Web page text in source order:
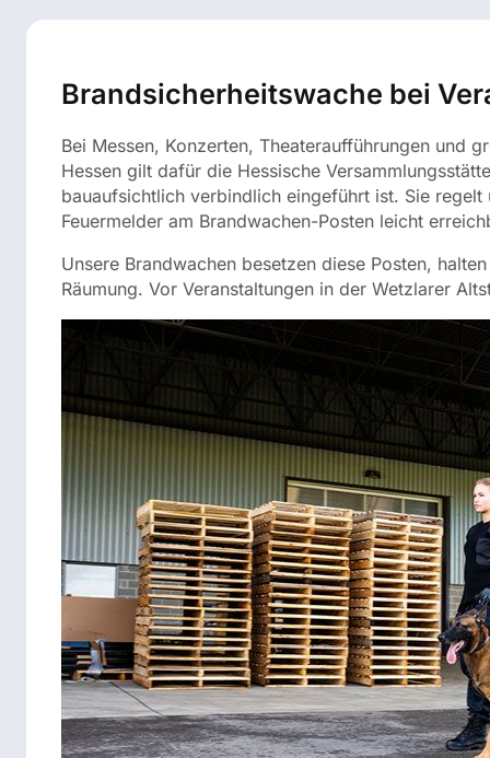
Brandsicherheitswache bei
Bei Messen, Konzerten, Theateraufführungen und
Hessen gilt dafür die Hessische
bauaufsichtlich verbindlich eingeführt ist. Sie
Feuermelder am Brandwachen-Posten leicht
Unsere Brandwachen besetzen diese Posten,
Räumung. Vor Veranstaltungen in der Wetzlarer